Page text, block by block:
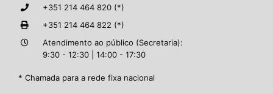
+351 214 464 820 (*)
+351 214 464 822 (*)
Atendimento ao público (Secretaria):
9:30 - 12:30 | 14:00 - 17:30
* Chamada para a rede fixa nacional